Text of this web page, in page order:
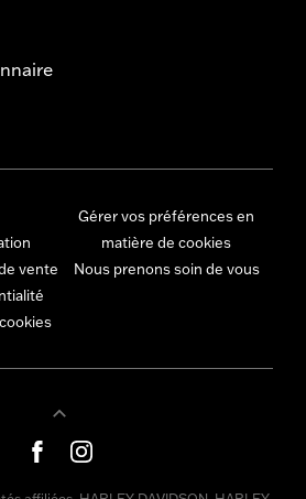
vente
Gérer vos préférences en
matière de cookies
Nous prenons soin de vous